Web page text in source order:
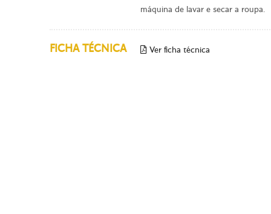
máquina de lavar e secar a roupa.
FICHA TÉCNICA Ver ficha técnica